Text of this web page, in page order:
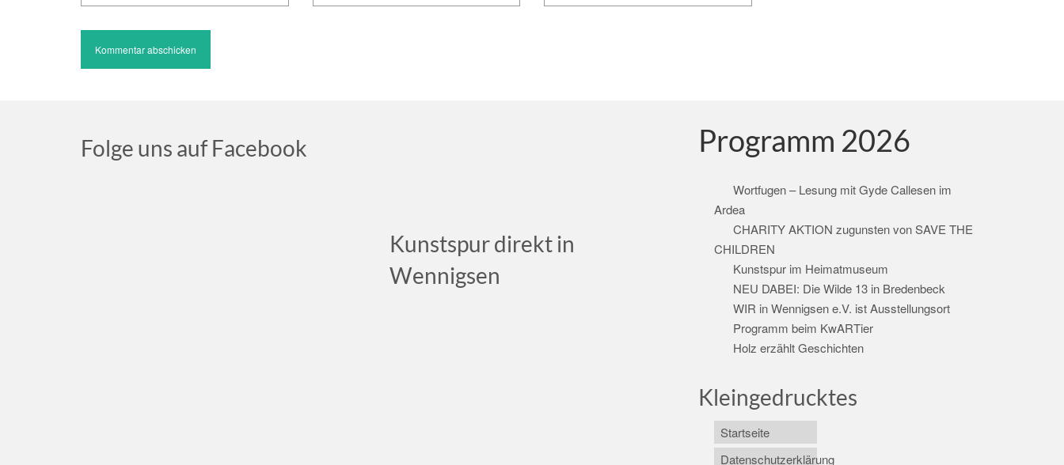
Folge uns auf Facebook
Kunstspur direkt in
Wennigsen
Programm 2026
Wortfugen – Lesung mit Gyde Callesen im
Ardea
CHARITY AKTION zugunsten von SAVE THE
CHILDREN
Kunstspur im Heimatmuseum
NEU DABEI: Die Wilde 13 in Bredenbeck
WIR in Wennigsen e.V. ist Ausstellungsort
Programm beim KwARTier
Holz erzählt Geschichten
Kleingedrucktes
Startseite
Datenschutzerklärung